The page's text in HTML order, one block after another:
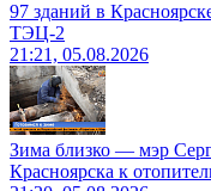
97 зданий в
ТЭЦ-2
21:21, 05.08.2026
Зима близко — мэр
Красноярска к